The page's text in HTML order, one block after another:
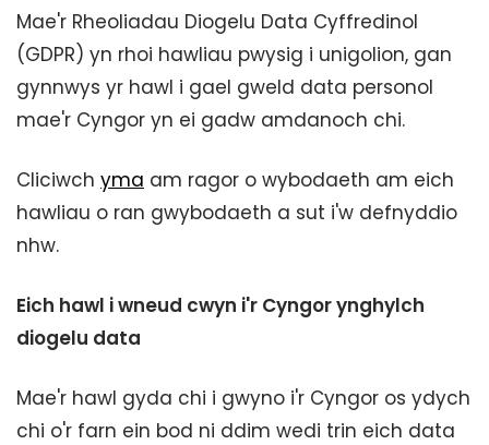
Mae'r Rheoliadau Diogelu Data Cyffredinol
(GDPR) yn rhoi hawliau pwysig i unigolion, gan
gynnwys yr hawl i gael gweld data personol
mae'r Cyngor yn ei gadw amdanoch chi.
Cliciwch yma am ragor o wybodaeth am eich
hawliau o ran gwybodaeth a sut i'w defnyddio
nhw.
Eich hawl i wneud cwyn i'r Cyngor ynghylch
diogelu data
Mae'r hawl gyda chi i gwyno i'r Cyngor os ydych
chi o'r farn ein bod ni ddim wedi trin eich data